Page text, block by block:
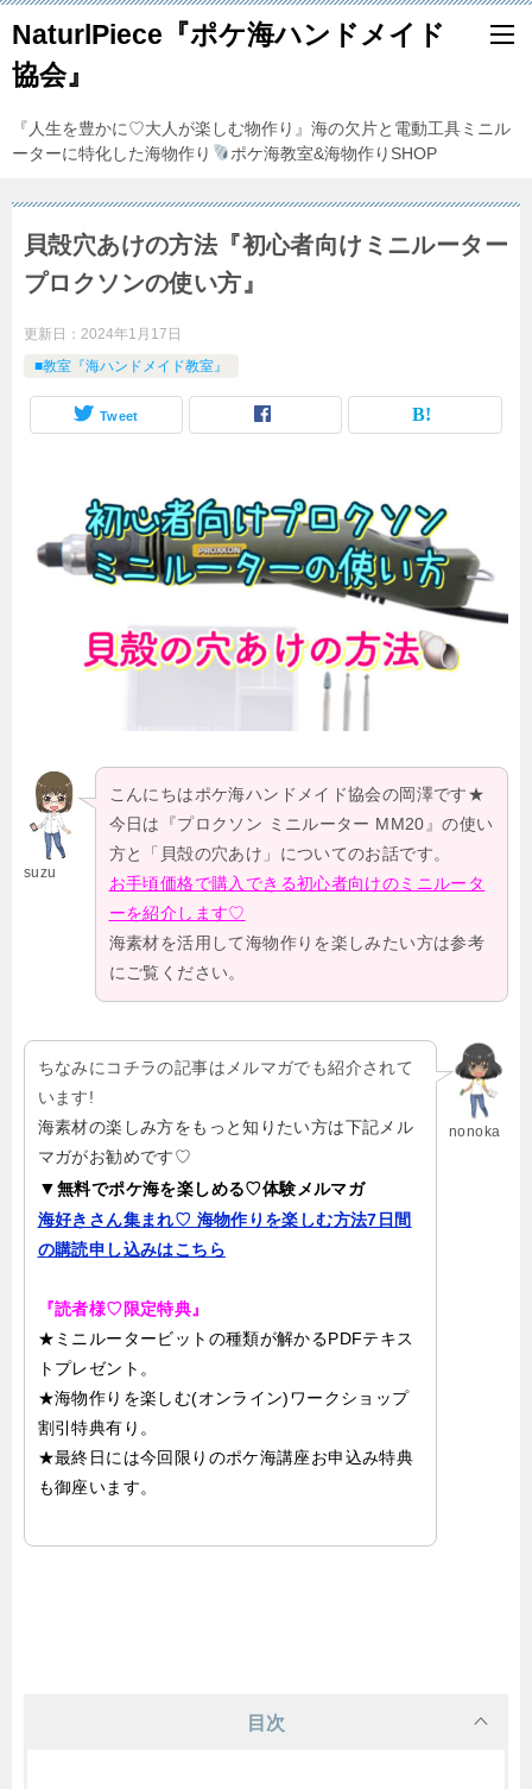
NaturlPiece『ポケ海ハンドメイド
協会』
『人生を豊かに♡大人が楽しむ物作り』海の欠片と電動工具ミニル
ーターに特化した海物作り
ポケ海教室&海物作りSHOP
貝殻穴あけの方法『初心者向けミニルーター
プロクソンの使い方』
更新日： 2024年1月17日
■教室『海ハンドメイド教室』
Tweet
suzu
こんにちはポケ海ハンドメイド協会の岡澤です★
今日は『プロクソン ミニルーター MM20』の使い
方と「貝殻の穴あけ」についてのお話です。
お手頃価格で購入できる初心者向けのミニルータ
ーを紹介します♡
海素材を活用して海物作りを楽しみたい方は参考
にご覧ください。
nonoka
ちなみにコチラの記事はメルマガでも紹介されて
います!
海素材の楽しみ方をもっと知りたい方は下記メル
マガがお勧めです♡
▼無料でポケ海を楽しめる♡体験メルマガ
海好きさん集まれ♡ 海物作りを楽しむ方法7日間
の購読申し込みはこちら
『読者様♡限定特典』
★ミニルータービットの種類が解かるPDFテキス
トプレゼント。
★海物作りを楽しむ(オンライン)ワークショップ
割引特典有り。
★最終日には今回限りのポケ海講座お申込み特典
も御座います。
目次